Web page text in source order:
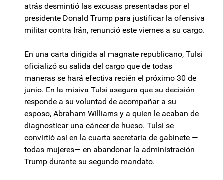
atrás desmintió las excusas presentadas por el
presidente Donald Trump para justificar la ofensiva
militar contra Irán, renunció este viernes a su cargo.
En una carta dirigida al magnate republicano, Tulsi
oficializó su salida del cargo que de todas
maneras se hará efectiva recién el próximo 30 de
junio. En la misiva Tulsi asegura que su decisión
responde a su voluntad de acompañar a su
esposo, Abraham Williams y a quien le acaban de
diagnosticar una cáncer de hueso. Tulsi se
convirtió así en la cuarta secretaria de gabinete —
todas mujeres— en abandonar la administración
Trump durante su segundo mandato.